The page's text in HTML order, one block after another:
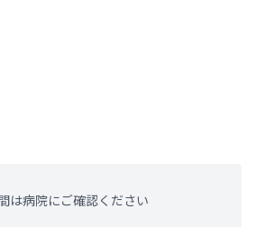
は病院にご確認ください